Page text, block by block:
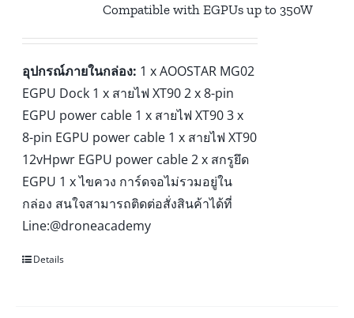
Compatible with EGPUs up to 350W
อุปกรณ์ภายในกล่อง: 1 x AOOSTAR MG02
EGPU Dock 1 x สายไฟ XT90 2 x 8-pin
EGPU power cable 1 x สายไฟ XT90 3 x
8-pin EGPU power cable 1 x สายไฟ XT90
12vHpwr EGPU power cable 2 x สกรูยึด
EGPU 1 x ไขควง การ์ดจอไม่รวมอยู่ใน
กล่อง สนใจสามารถติดต่อสั่งสินค้าได้ที่
Line:@droneacademy
Details